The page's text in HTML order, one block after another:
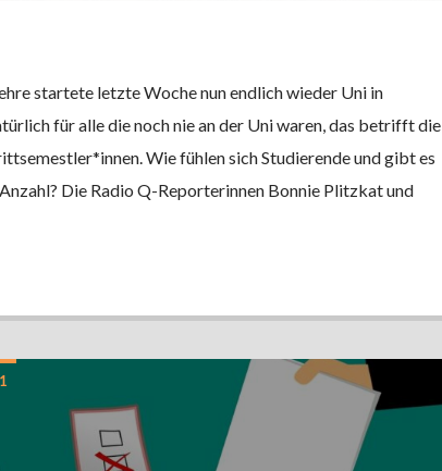
startete letzte Woche nun endlich wieder Uni in
für alle die noch nie an der Uni waren, das betrifft die
Wie fühlen sich Studierende und gibt es
Die Radio Q-Reporterinnen Bonnie Plitzkat und